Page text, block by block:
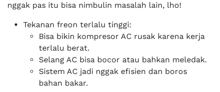
nggak pas itu bisa nimbulin masalah lain, lho!
Tekanan freon terlalu tinggi:
Bisa bikin kompresor AC rusak karena kerja
terlalu berat.
Selang AC bisa bocor atau bahkan meledak.
Sistem AC jadi nggak efisien dan boros
bahan bakar.